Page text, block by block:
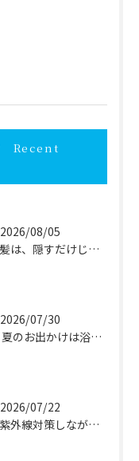
Recent
2026/08/05
白髪は、隠すだけじゃなく自分らしく活かす時代へ✨
2026/07/30
🎐 夏のお出かけは浴衣で🎐
2026/07/22
☀️紫外線対策しながら、毎日のスキンケアを。